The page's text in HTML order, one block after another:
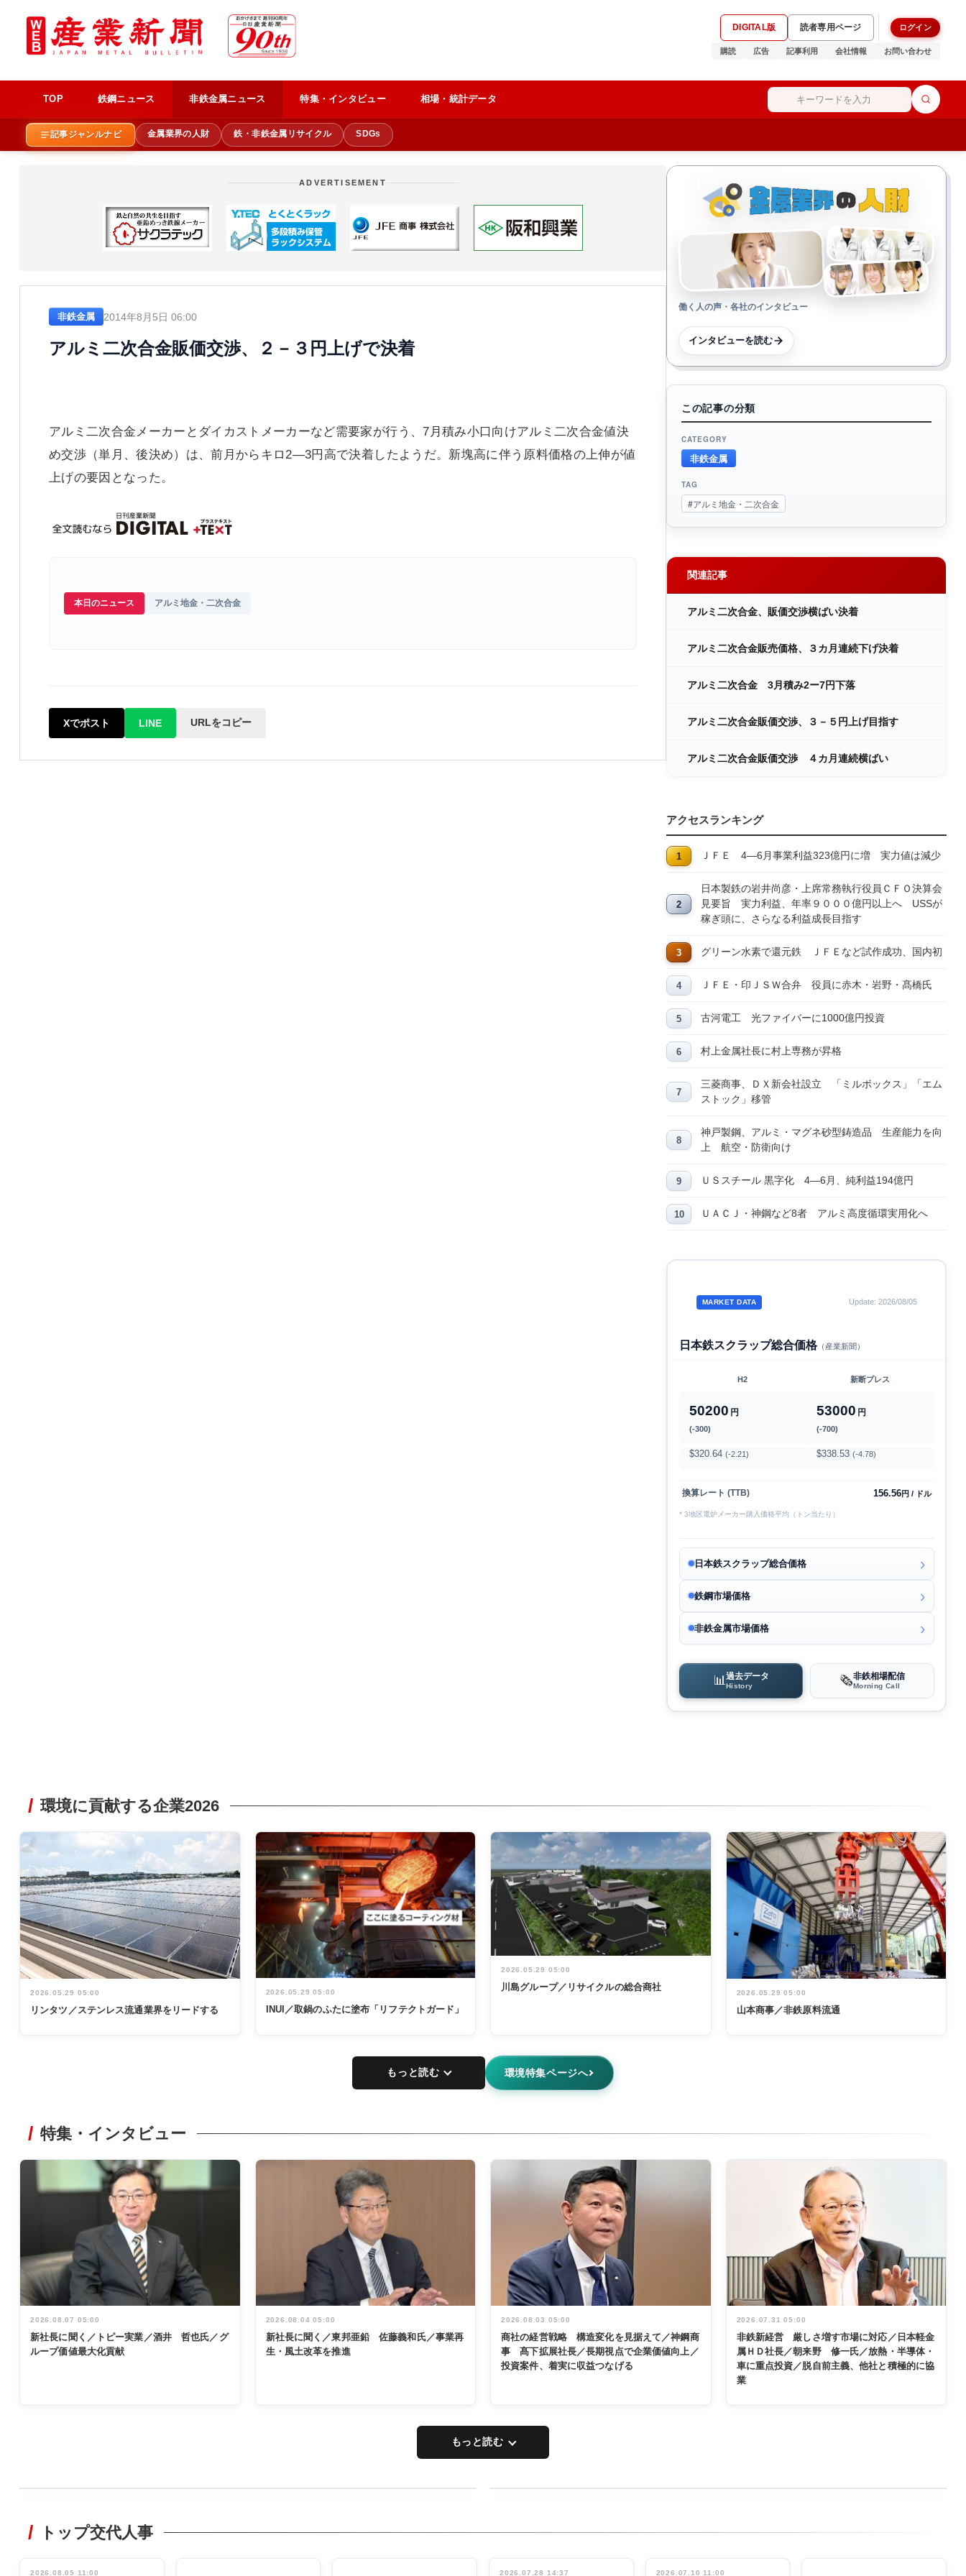
DIGITAL版 読者専用ページ ログイン
購読 広告 記事利用 会社情報 お問い合わせ
TOP 鉄鋼ニュース 非鉄金属ニュース 特集・インタビュー 相場・統計データ
記事ジャンルナビ 金属業界の人財 鉄・非鉄金属リサイクル SDGs
ADVERTISEMENT
非鉄金属 2014年8月5日 06:00
アルミ二次合金販価交渉、２－３円上げで決着
アルミ二次合金メーカーとダイカストメーカーなど需要家が行う、7月積み小口向けアルミ二次合金値決
め交渉（単月、後決め）は、前月からキロ2―3円高で決着したようだ。新塊高に伴う原料価格の上伸が値
上げの要因となった。
本日のニュース アルミ地金・二次合金
Xでポスト LINE URLをコピー
働く人の声・各社のインタビュー
インタビューを読む
この記事の分類
CATEGORY
非鉄金属
TAG
#アルミ地金・二次合金
関連記事
アルミ二次合金、販価交渉横ばい決着
アルミ二次合金販売価格、３カ月連続下げ決着
アルミ二次合金 3月積み2ー7円下落
アルミ二次合金販価交渉、３－５円上げ目指す
アルミ二次合金販価交渉 ４カ月連続横ばい
アクセスランキング
ＪＦＥ 4―6月事業利益323億円に増 実力値は減少
日本製鉄の岩井尚彦・上席常務執行役員ＣＦＯ決算会
見要旨 実力利益、年率９０００億円以上へ USSが
稼ぎ頭に、さらなる利益成長目指す
グリーン水素で還元鉄 ＪＦＥなど試作成功、国内初
ＪＦＥ・印ＪＳＷ合弁 役員に赤木・岩野・髙橋氏
古河電工 光ファイバーに1000億円投資
村上金属社長に村上専務が昇格
三菱商事、ＤＸ新会社設立 「ミルボックス」「エム
ストック」移管
神戸製鋼、アルミ・マグネ砂型鋳造品 生産能力を向
上 航空・防衛向け
ＵＳスチール 黒字化 4―6月、純利益194億円
ＵＡＣＪ・神鋼など8者 アルミ高度循環実用化へ
MARKET DATA Update: 2026/08/05
日本鉄スクラップ総合価格（産業新聞）
H2 新断プレス
50200 円
(-300)
53000 円
(-700)
$320.64 (-2.21) $338.53 (-4.78)
換算レート (TTB) 156.56円 / ドル
* 3地区電炉メーカー購入価格平均（トン当たり）
日本鉄スクラップ総合価格
鉄鋼市場価格
非鉄金属市場価格
📊 過去データ
History 🗞️非鉄相場配信
Morning Call
環境に貢献する企業2026
2026.05.29 05:00
リンタツ／ステンレス流通業界をリードする
2026.05.29 05:00
INUI／取鍋のふたに塗布「リフテクトガード」
2026.05.29 05:00
川島グループ／リサイクルの総合商社
2026.05.29 05:00
山本商事／非鉄原料流通
もっと読む 環境特集ページへ
特集・インタビュー
2026.08.07 05:00
新社長に聞く／トピー実業／酒井 哲也氏／グ
ループ価値最大化貢献
2026.08.04 05:00
新社長に聞く／東邦亜鉛 佐藤義和氏／事業再
生・風土改革を推進
2026.08.03 05:00
商社の経営戦略 構造変化を見据えて／神鋼商
事 髙下拡展社長／長期視点で企業価値向上／
投資案件、着実に収益つなげる
2026.07.31 05:00
非鉄新経営 厳しさ増す市場に対応／日本軽金
属ＨＤ社長／朝来野 修一氏／放熱・半導体・
車に重点投資／脱自前主義、他社と積極的に協
業
もっと読む
非鉄業界で
管理職編
念祝う 業界
トップ交代人事
2026.08.05 11:00 2026.07.28 14:37 2026.07.10 11:00